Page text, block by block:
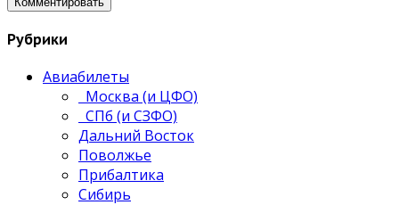
Рубрики
Авиабилеты
Москва (и ЦФО)
СПб (и СЗФО)
Дальний Восток
Поволжье
Прибалтика
Сибирь